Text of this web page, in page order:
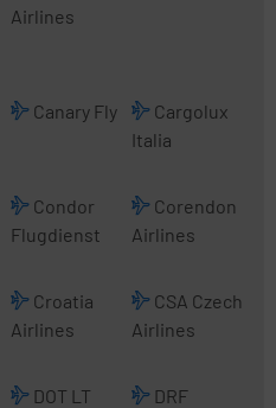
Airlines
Canary Fly
Cargolux
Italia
Condor
Flugdienst
Corendon
Airlines
Croatia
Airlines
CSA Czech
Airlines
DOT LT
DRF